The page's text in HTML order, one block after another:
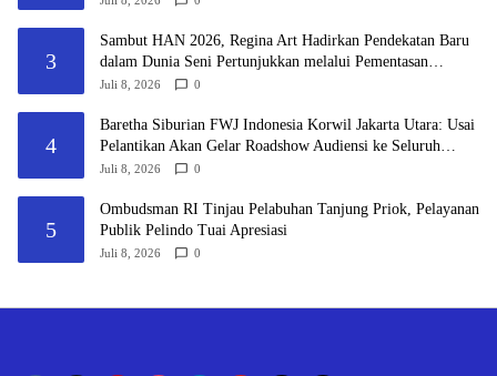
3
Sambut HAN 2026, Regina Art Hadirkan Pendekatan Baru
dalam Dunia Seni Pertunjukkan melalui Pementasan
Fantasy Land
Juli 8, 2026 0
4
Baretha Siburian FWJ Indonesia Korwil Jakarta Utara: Usai
Pelantikan Akan Gelar Roadshow Audiensi ke Seluruh
Pemangku Kepentingan
Juli 8, 2026 0
5
Ombudsman RI Tinjau Pelabuhan Tanjung Priok, Pelayanan
Publik Pelindo Tuai Apresiasi
Juli 8, 2026 0